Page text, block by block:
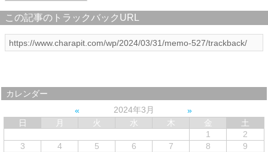
この記事のトラックバックURL
カレンダー
2024年3月
日
月 火 水 木 金
土
1
2
3
4 5 6 7 8
9